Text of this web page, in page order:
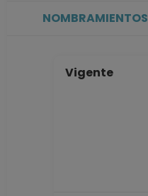
NOMBRAMIENTOS
Vigente